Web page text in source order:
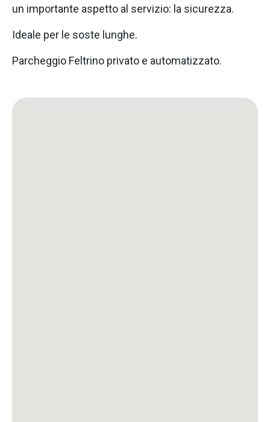
un importante aspetto al servizio: la sicurezza.
Ideale per le soste lunghe.
Parcheggio Feltrino privato e automatizzato.